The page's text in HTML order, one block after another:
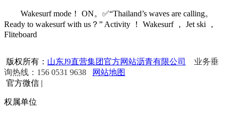
Wakesurf mode！ ON。✅“Thailand’s waves are calling。
Ready to wakesurf with us？” Activity ！ Wakesurf ， Jet ski ，
Fliteboard
版权所有： 山东J9直营集团官方网站沥青有限公司
业务垂
询热线：156 0531 9638
网站地图
官方微信 |
权属单位